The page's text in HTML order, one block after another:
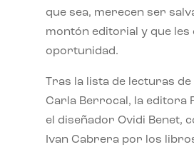
que sea, merecen ser
montón editorial y que les
oportunidad.
Tras la lista de lecturas
Carla Berrocal, la editora
el diseñador Ovidi Benet,
Ivan Cabrera por los